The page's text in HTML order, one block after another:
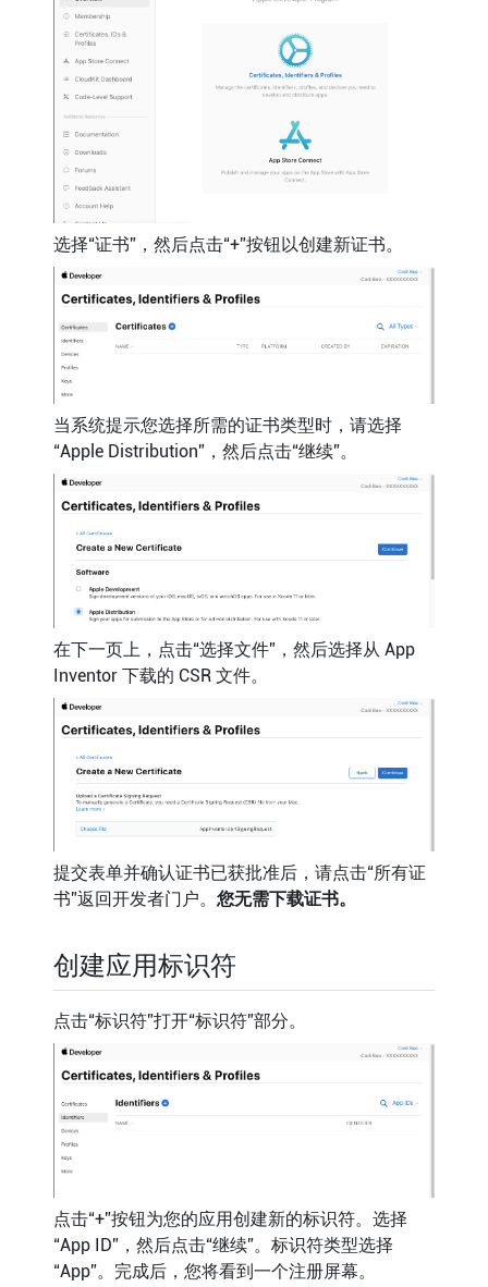
选择“证书”，然后点击“+”按钮以创建新证书。
当系统提示您选择所需的证书类型时，请选择
“Apple Distribution”，然后点击“继续”。
在下一页上，点击“选择文件”，然后选择从 App
Inventor 下载的 CSR 文件。
提交表单并确认证书已获批准后，请点击“所有证
书”返回开发者门户。 您无需下载证书。
创建应用标识符
点击“标识符”打开“标识符”部分。
点击“+”按钮为您的应用创建新的标识符。选择
“App ID”，然后点击“继续”。标识符类型选择
“App”。完成后，您将看到一个注册屏幕。